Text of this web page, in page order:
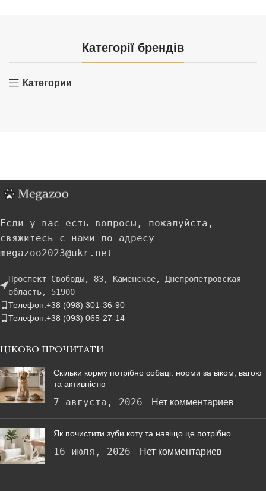
Категорії брендів
Категории
Если у вас есть вопросы, пожалуйста,
свяжитесь с нами по адресу
megazoo2023@ukr.net
Проспект Свободы, 83, Каменское, Днепропетровская
область, 51900
Телефон:+38 (098) 301-36-90
Телефон:+38 (093) 065-27-14
ЦІКОВО ПРОЧИТАТИ
Скільки корму потрібно собаці: норми за віком, вагою
та активністю
7 августа, 2026 Нет комментариев
Як почистити зуби коту та навіщо це потрібно
16 июля, 2026 Нет комментариев